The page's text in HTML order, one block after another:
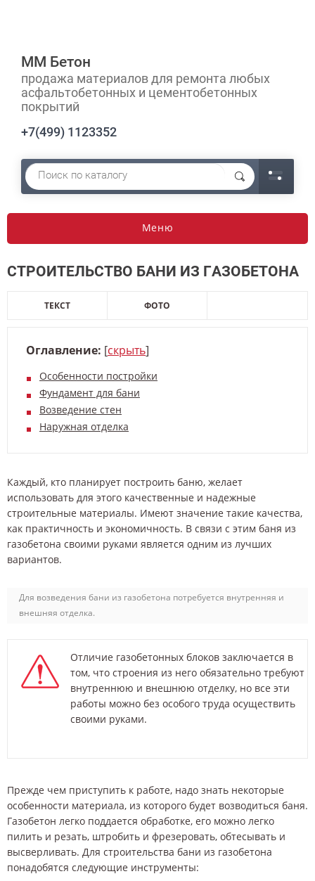
ММ Бетон
продажа материалов для ремонта любых
асфальтобетонных и цементобетонных
покрытий
+7(499) 1123352
Меню
СТРОИТЕЛЬСТВО БАНИ ИЗ ГАЗОБЕТОНА
ТЕКСТ ФОТО
Оглавление: [скрыть]
Особенности постройки
Фундамент для бани
Возведение стен
Наружная отделка
Каждый, кто планирует построить баню, желает
использовать для этого качественные и надежные
строительные материалы. Имеют значение такие качества,
как практичность и экономичность. В связи с этим баня из
газобетона своими руками является одним из лучших
вариантов.
Для возведения бани из газобетона потребуется внутренняя и
внешняя отделка.
Отличие газобетонных блоков заключается в
том, что строения из него обязательно требуют
внутреннюю и внешнюю отделку, но все эти
работы можно без особого труда осуществить
своими руками.
Прежде чем приступить к работе, надо знать некоторые
особенности материала, из которого будет возводиться баня.
Газобетон легко поддается обработке, его можно легко
пилить и резать, штробить и фрезеровать, обтесывать и
высверливать. Для строительства бани из газобетона
понадобятся следующие инструменты: